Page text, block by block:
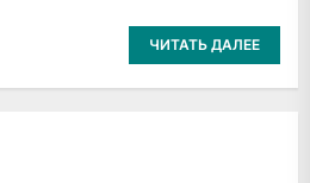
ЧИТАТЬ ДАЛЕЕ